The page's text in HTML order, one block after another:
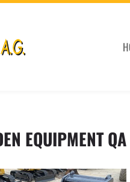
EQUIPMENT